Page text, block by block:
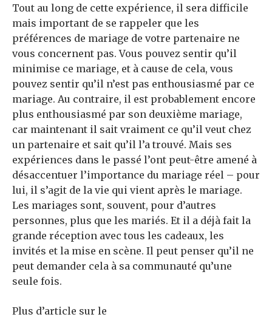
Tout au long de cette expérience, il sera difficile
mais important de se rappeler que les
préférences de mariage de votre partenaire ne
vous concernent pas. Vous pouvez sentir qu’il
minimise ce mariage, et à cause de cela, vous
pouvez sentir qu’il n’est pas enthousiasmé par ce
mariage. Au contraire, il est probablement encore
plus enthousiasmé par son deuxième mariage,
car maintenant il sait vraiment ce qu’il veut chez
un partenaire et sait qu’il l’a trouvé. Mais ses
expériences dans le passé l’ont peut-être amené à
désaccentuer l’importance du mariage réel – pour
lui, il s’agit de la vie qui vient après le mariage.
Les mariages sont, souvent, pour d’autres
personnes, plus que les mariés. Et il a déjà fait la
grande réception avec tous les cadeaux, les
invités et la mise en scène. Il peut penser qu’il ne
peut demander cela à sa communauté qu’une
seule fois.
Plus d’article sur le